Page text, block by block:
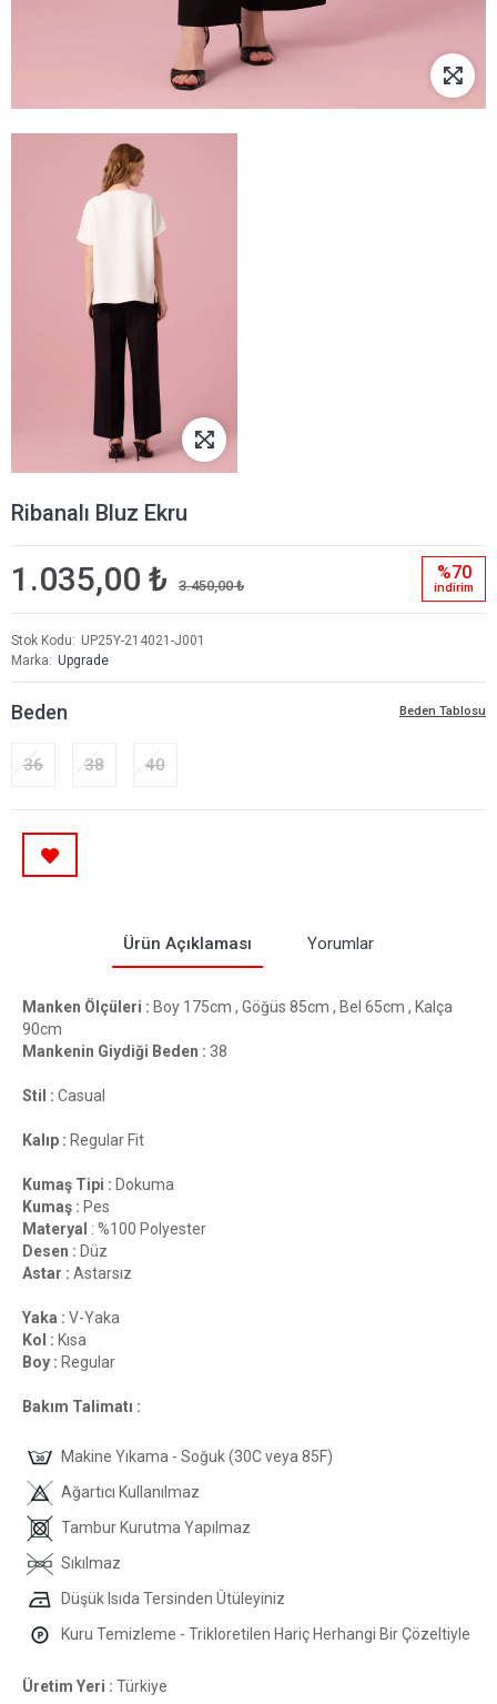
Ribanalı Bluz Ekru
1.035,00 ₺ 3.450,00 ₺
%70
i̇ndi̇ri̇m
Stok Kodu
UP25Y-214021-J001
Marka
Upgrade
Beden Tablosu
Beden
36 38 40
Ürün Açıklaması Yorumlar
Manken Ölçüleri : Boy 175cm , Göğüs 85cm , Bel 65cm , Kalça
90cm
Mankenin Giydiği Beden : 38
Stil : Casual
Kalıp : Regular Fit
Kumaş Tipi : Dokuma
Kumaş : Pes
Materyal : %100 Polyester
Desen : Düz
Astar : Astarsız
Yaka : V-Yaka
Kol : Kısa
Boy : Regular
Bakım Talimatı :
Makine Yıkama - Soğuk (30C veya 85F)
Ağartıcı Kullanılmaz
Tambur Kurutma Yapılmaz
Sıkılmaz
Düşük Isıda Tersinden Ütüleyiniz
Kuru Temizleme - Trikloretilen Hariç Herhangi Bir Çözeltiyle
Üretim Yeri : Türkiye